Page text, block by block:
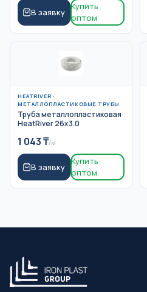
В заявку
Купить
оптом
HEATRIVER ·
МЕТАЛЛОПЛАСТИКОВЫЕ ТРУБЫ
Труба металлопластиковая
HeatRiver 26x3.0
1 043₸/м
В заявку
Купить
оптом